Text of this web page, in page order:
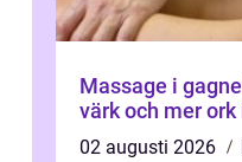
Massage i gagnef vägen till
värk och mer ork
02 augusti 2026